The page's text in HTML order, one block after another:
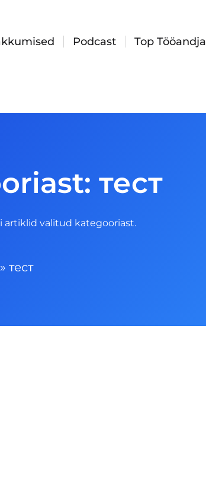
Podcast Top Tööandja
тест
artiklid valitud kategooriast.
» тест